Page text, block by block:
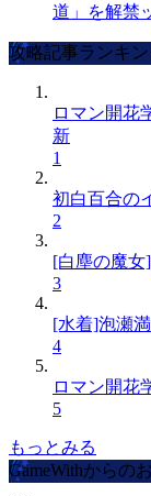
道」を解禁
攻略記事ランキ
ロマン開花
新
1
初白百合の
2
[白塵の魔女
3
[水着]泡瀬
4
ロマン開花
5
もっとみる
GameWithからの